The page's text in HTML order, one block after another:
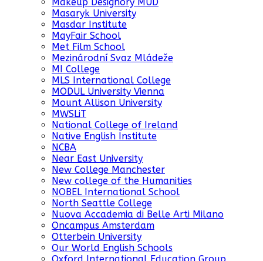
Masaryk University
Masdar Institute
MayFair School
Met Film School
Mezinárodní Svaz Mládeže
MI College
MLS International College
MODUL University Vienna
Mount Allison University
MWSLiT
National College of Ireland
Native English Institute
NCBA
Near East University
New College Manchester
New college of the Humanities
NOBEL International School
North Seattle College
Nuova Accademia di Belle Arti Milano
Oncampus Amsterdam
Otterbein University
Our World English Schools